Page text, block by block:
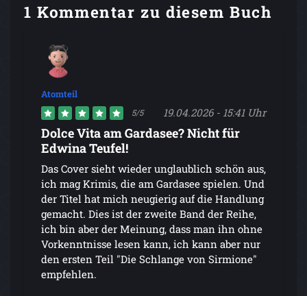
1 Kommentar zu diesem Buch
Atomteil
5/5 19.04.2026 - 15:41 Uhr
Dolce Vita am Gardasee? Nicht für
Edwina Teufel!
Das Cover sieht wieder unglaublich schön aus,
ich mag Krimis, die am Gardasee spielen. Und
der Titel hat mich neugierig auf die Handlung
gemacht. Dies ist der zweite Band der Reihe,
ich bin aber der Meinung, dass man ihn ohne
Vorkenntnisse lesen kann, ich kann aber nur
den ersten Teil "Die Schlange von Sirmione"
empfehlen.